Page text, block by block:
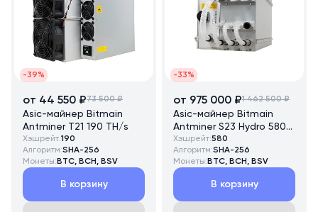
-39%
от 44 550 ₽73 500 ₽
Asic-майнер Bitmain
Antminer T21 190 TH/s
Хэшрейт:190
Алгоритм:SHA-256
Монеты: BTC, BCH, BSV
В корзину
-33%
от 975 000 ₽1 462 500 ₽
Asic-майнер Bitmain
Antminer S23 Hydro 580
TH/s
Хэшрейт:580
Алгоритм:SHA-256
Монеты: BTC, BCH, BSV
В корзину